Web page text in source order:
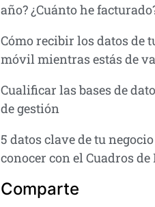
año? ¿Cuánto he
Cómo recibir los datos de
móvil mientras estás de
Cualificar las bases de
de gestión
5 datos clave de tu
conocer con el Cuadros
Comparte